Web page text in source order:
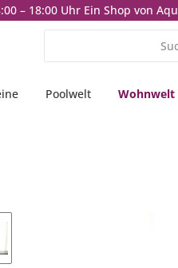
– 18:00 Uhr Ein Shop von
Poolwelt Wohnwelt